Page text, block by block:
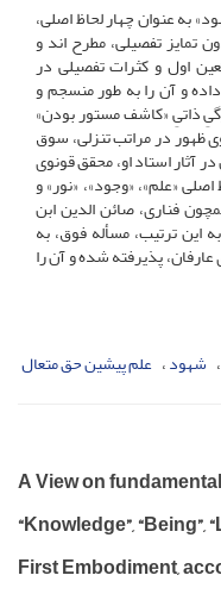
به عنوان چهار لحاظ اصلی،
تمایز تفصیلی، مطرح اند و
اول و کثرات تفصیلی در
و آن را به طور منسجم و
ذاتیِ «کاشف مستور بودن»
ظهور در مراتب تنزلی، سوق
آثار استاد او، محقق قونوی
«علم»، «وجود»، «نور» و
فناری، صائن الدین ابن
این ترتیب، مسأله فوق، به
پذیرفته شده و آن را
شهود علم پیشین حق متعال
A View on
“Knowledge”, “Being”,
First Embodiment,